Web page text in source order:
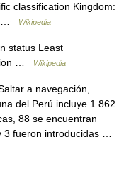
classification Kingdom:
…
Wikipedia
status Least
…
Wikipedia
a navegación,
del Perú incluye 1.862
88 se encuentran
3 fueron introducidas …